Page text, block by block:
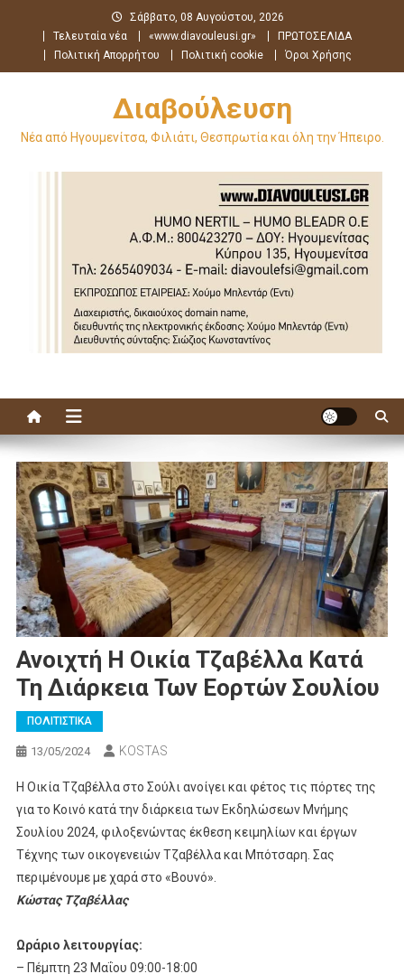
περιεχόμενο
Σάββατο, 08 Αυγούστου, 2026
Τελευταία νέα
«www.diavouleusi.gr»
ΠΡΩΤΟΣΕΛΙΔΑ
Πολιτική Απορρήτου
Πολιτική cookie Όροι Χρήσης
Διαβούλευση
Νέα από Ηγουμενίτσα, Φιλιάτι, Θεσπρωτία και όλη την Ήπειρο.
Ανοιχτή Η Οικία Τζαβέλλα Κατά
Τη Διάρκεια Των Εορτών Σουλίου
ΠΟΛΙΤΙΣΤΙΚΑ
13/05/2024 KOSTAS
Η Οικία Τζαβέλλα στο Σούλι ανοίγει και φέτος τις πόρτες της
για το Κοινό κατά την διάρκεια των Εκδηλώσεων Μνήμης
Σουλίου 2024, φιλοξενώντας έκθεση κειμηλίων και έργων
Τέχνης των οικογενειών Τζαβέλλα και Μπότσαρη. Σας
περιμένουμε με χαρά στο «Βουνό».
Κώστας Τζαβέλλας
Ωράριο λειτουργίας:
– Πέμπτη 23 Μαΐου 09:00-18:00